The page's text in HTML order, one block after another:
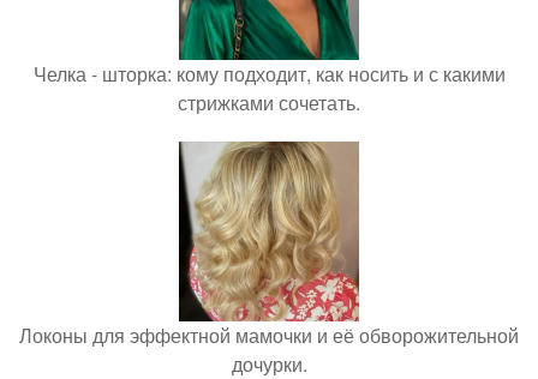
Челка - шторка: кому подходит, как носить и с какими
стрижками сочетать.
Локоны для эффектной мамочки и её обворожительной
дочурки.